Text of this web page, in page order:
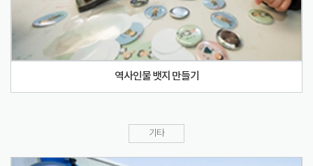
역사인물 뱃지 만들기
기타